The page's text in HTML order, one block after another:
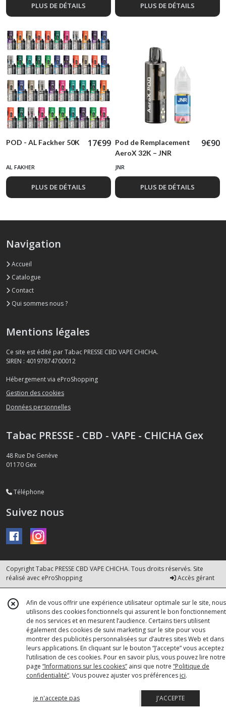
PLUS DE DÉTAILS PLUS DE DÉTAILS
POD - AL Fackher 50K 17€99
AL FAKHER
PLUS DE DÉTAILS
Pod de Remplacement
AeroX 32K – JNR
9€90
JNR
PLUS DE DÉTAILS
Navigation
Accueil
Catalogue
Contact
Qui sommes nous ?
Mentions légales
Ce site est édité par Tabac PRESSE CBD VAPE CHICHA.
SIREN : 40197874700012
Hébergement via eProShopping
Gestion des cookies
Données personnelles
Tabac PRESSE - CBD - VAPE - CHICHA Gex
48 Rue De Genève
01170 Gex
Téléphone
Suivez nous
Copyright Tabac PRESSE CBD VAPE CHICHA. Tous droits réservés. Site
réalisé avec eProShopping Accès gérant
Afin de vous offrir une expérience utilisateur optimale sur le site, nous
utilisons des cookies fonctionnels qui assurent le bon fonctionnement
de nos services et en mesurent l’audience. Certains tiers utilisent
également des cookies de suivi marketing sur le site pour vous
montrer des publicités personnalisées sur d’autres sites Web et dans
leurs applications. En cliquant sur le bouton “J’accepte” vous acceptez
l’utilisation de ces cookies. Pour en savoir plus, vous pouvez lire notre
page “Informations sur les cookies” ainsi que notre “Politique de
confidentialité“. Vous pouvez ajuster vos préférences ici.
je n'accepte pas J'ACCEPTE